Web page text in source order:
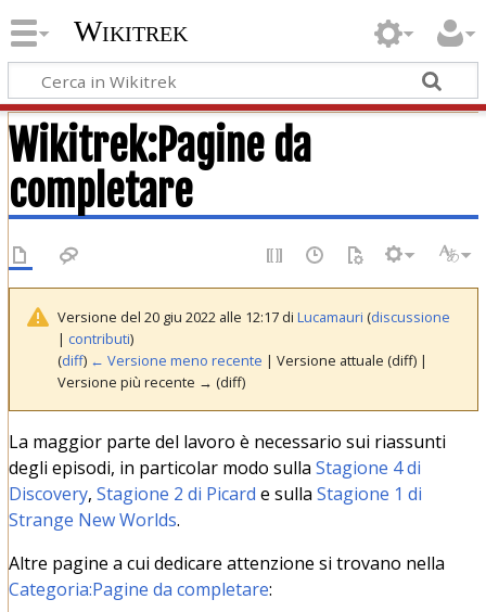
Wikitrek
Wikitrek:Pagine da
completare
Versione del 20 giu 2022 alle 12:17 di Lucamauri (discussione
| contributi)
(diff) ← Versione meno recente | Versione attuale (diff) |
Versione più recente → (diff)
La maggior parte del lavoro è necessario sui riassunti
degli episodi, in particolar modo sulla Stagione 4 di
Discovery, Stagione 2 di Picard e sulla Stagione 1 di
Strange New Worlds.
Altre pagine a cui dedicare attenzione si trovano nella
Categoria:Pagine da completare: